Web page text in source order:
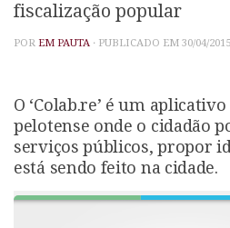
fiscalização popular
POR EM PAUTA · PUBLICADO EM 30/04/2015
O ‘Colab.re’ é um
pelotense onde o cidadão
serviços públicos, propor
está sendo feito na cidade.